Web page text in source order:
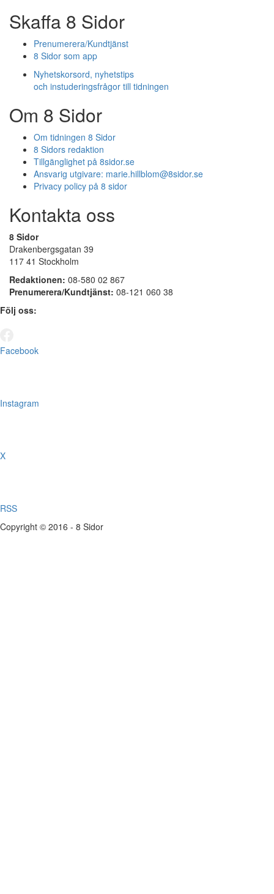
Skaffa 8 Sidor
Prenumerera/Kundtjänst
8 Sidor som app
Nyhetskorsord, nyhetstips
och instuderingsfrågor till tidningen
Om 8 Sidor
Om tidningen 8 Sidor
8 Sidors redaktion
Tillgänglighet på 8sidor.se
Ansvarig utgivare: marie.hillblom@8sidor.se
Privacy policy på 8 sidor
Kontakta oss
8 Sidor
Drakenbergsgatan 39
117 41 Stockholm
Redaktionen: 08-580 02 867
Prenumerera/Kundtjänst: 08-121 060 38
Följ oss:
Facebook
Instagram
X
RSS
Copyright © 2016 - 8 Sidor